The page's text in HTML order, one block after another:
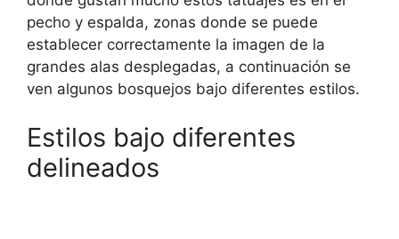
pecho y espalda, zonas donde se puede
establecer correctamente la imagen de la
grandes alas desplegadas, a continuación se
ven algunos bosquejos bajo diferentes estilos.
Estilos bajo diferentes
delineados